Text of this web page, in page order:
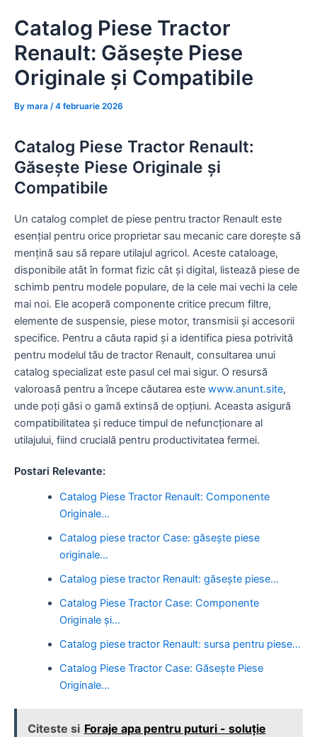
content
Catalog Piese Tractor
Renault: Găsește Piese
Originale și Compatibile
By mara /4 februarie 2026
Catalog Piese Tractor Renault:
Găsește Piese Originale și
Compatibile
Un catalog complet de piese pentru tractor Renault este
esențial pentru orice proprietar sau mecanic care dorește să
mențină sau să repare utilajul agricol. Aceste cataloage,
disponibile atât în format fizic cât și digital, listează piese de
schimb pentru modele populare, de la cele mai vechi la cele
mai noi. Ele acoperă componente critice precum filtre,
elemente de suspensie, piese motor, transmisii și accesorii
specifice. Pentru a căuta rapid și a identifica piesa potrivită
pentru modelul tău de tractor Renault, consultarea unui
catalog specializat este pasul cel mai sigur. O resursă
valoroasă pentru a începe căutarea este www.anunt.site,
unde poți găsi o gamă extinsă de opțiuni. Aceasta asigură
compatibilitatea și reduce timpul de nefuncționare al
utilajului, fiind crucială pentru productivitatea fermei.
Postari Relevante:
Catalog Piese Tractor Renault: Componente
Originale…
Catalog piese tractor Case: găsește piese
originale…
Catalog piese tractor Renault: găsește piese…
Catalog Piese Tractor Case: Componente
Originale și…
Catalog piese tractor Renault: sursa pentru piese…
Catalog Piese Tractor Case: Găsește Piese
Originale…
Citeste si Foraje apa pentru puturi - soluție